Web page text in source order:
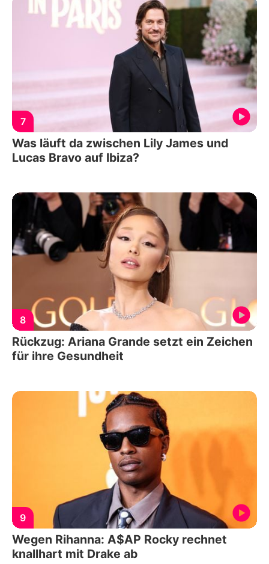
7
Was läuft da zwischen Lily James und
Lucas Bravo auf Ibiza?
8
Rückzug: Ariana Grande setzt ein Zeichen
für ihre Gesundheit
9
Wegen Rihanna: A$AP Rocky rechnet
knallhart mit Drake ab